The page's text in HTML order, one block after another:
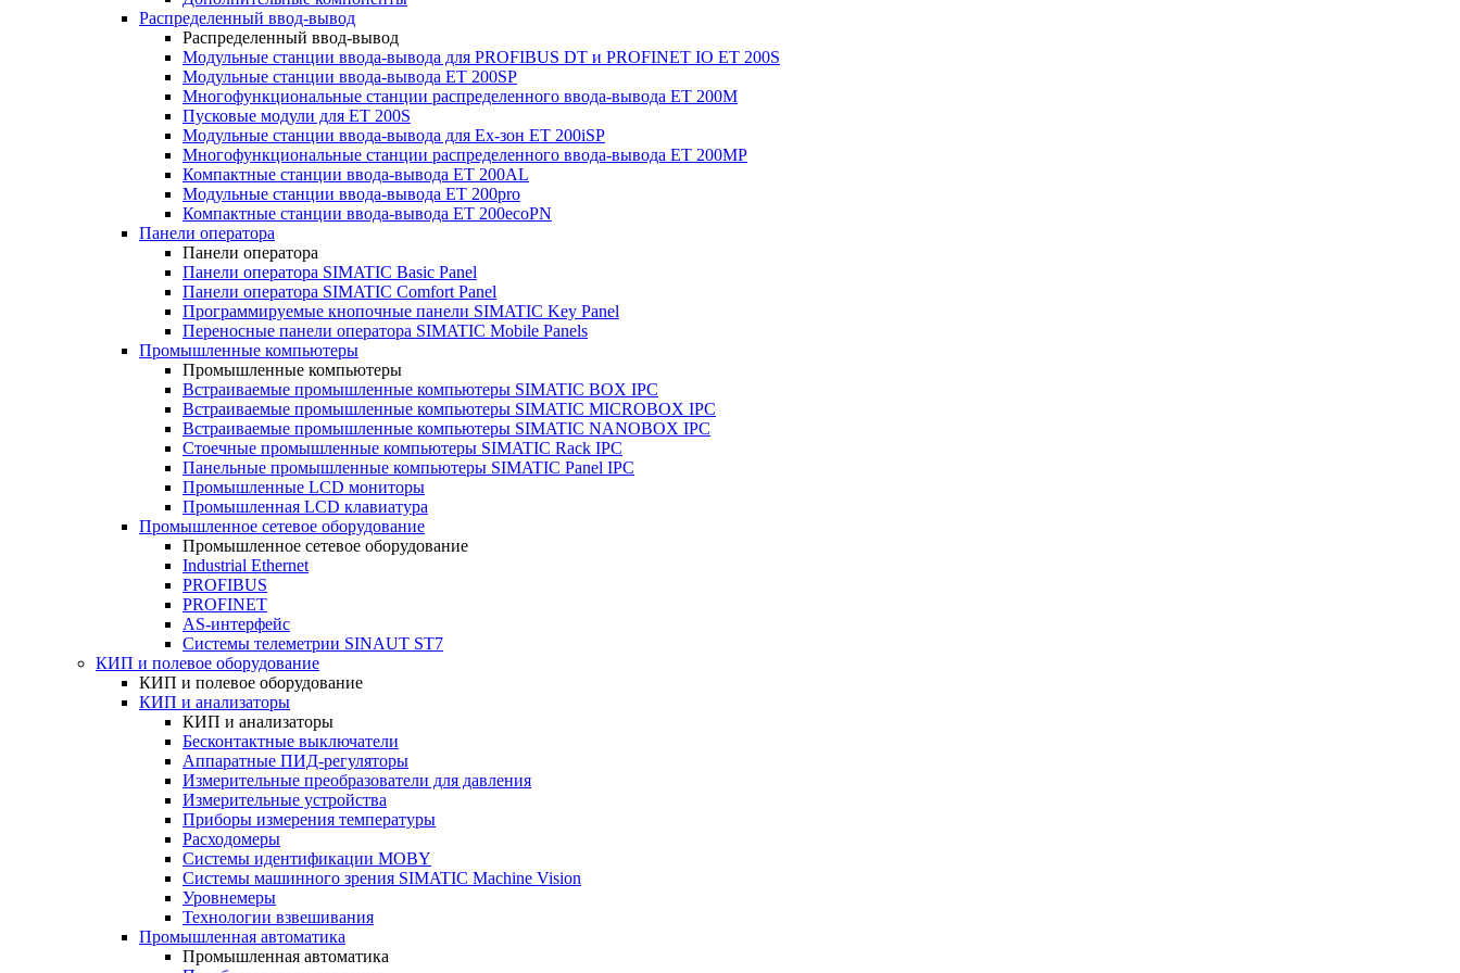
Распределенный ввод-вывод
Распределенный ввод-вывод
Модульные станции ввода-вывода для PROFIBUS DT и PROFINET IO ET 200S
Модульные станции ввода-вывода ET 200SP
Многофункциональные станции распределенного ввода-вывода ET 200M
Пусковые модули для ET 200S
Модульные станции ввода-вывода для Ex-зон ET 200iSP
Многофункциональные станции распределенного ввода-вывода ET 200MP
Компактные станции ввода-вывода ET 200AL
Модульные станции ввода-вывода ET 200pro
Компактные станции ввода-вывода ET 200ecoPN
Панели оператора
Панели оператора
Панели оператора SIMATIC Basic Panel
Панели оператора SIMATIC Comfort Panel
Программируемые кнопочные панели SIMATIC Key Panel
Переносные панели оператора SIMATIC Mobile Panels
Промышленные компьютеры
Промышленные компьютеры
Встраиваемые промышленные компьютеры SIMATIC BOX IPC
Встраиваемые промышленные компьютеры SIMATIC MICROBOX IPC
Встраиваемые промышленные компьютеры SIMATIC NANOBOX IPC
Стоечные промышленные компьютеры SIMATIC Rack IPC
Панельные промышленные компьютеры SIMATIC Panel IPC
Промышленные LCD мониторы
Промышленная LCD клавиатура
Промышленное сетевое оборудование
Промышленное сетевое оборудование
Industrial Ethernet
PROFIBUS
PROFINET
AS-интерфейс
Системы телеметрии SINAUT ST7
КИП и полевое оборудование
КИП и полевое оборудование
КИП и анализаторы
КИП и анализаторы
Бесконтактные выключатели
Аппаратные ПИД-регуляторы
Измерительные преобразователи для давления
Измерительные устройства
Приборы измерения температуры
Расходомеры
Системы идентификации MOBY
Системы машинного зрения SIMATIC Machine Vision
Уровнемеры
Технологии взвешивания
Промышленная автоматика
Промышленная автоматика